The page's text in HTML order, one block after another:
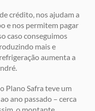
crédito, nos ajudam a
e nos permitem pagar
caso conseguimos
mais e
aumenta a
Plano Safra teve um
ano passado – cerca